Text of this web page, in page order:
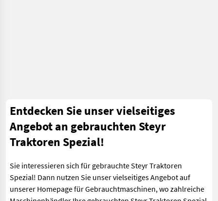
Entdecken Sie unser vielseitiges
Angebot an gebrauchten Steyr
Traktoren Spezial!
Sie interessieren sich für gebrauchte Steyr Traktoren
Spezial! Dann nutzen Sie unser vielseitiges Angebot auf
unserer Homepage für Gebrauchtmaschinen, wo zahlreiche